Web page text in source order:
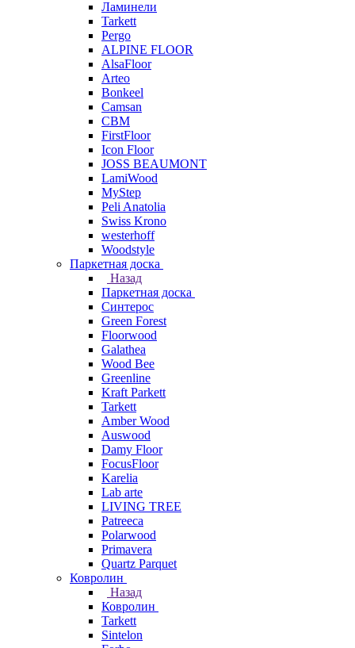
Ламинели
Tarkett
Pergo
ALPINE FLOOR
AlsaFloor
Arteo
Bonkeel
Camsan
CBM
FirstFloor
Icon Floor
JOSS BEAUMONT
LamiWood
MyStep
Peli Anatolia
Swiss Krono
westerhoff
Woodstyle
Паркетная доска
Назад
Паркетная доска
Синтерос
Green Forest
Floorwood
Galathea
Wood Bee
Greenline
Kraft Parkett
Tarkett
Amber Wood
Auswood
Damy Floor
FocusFloor
Karelia
Lab arte
LIVING TREE
Patreeca
Polarwood
Primavera
Quartz Parquet
Ковролин
Назад
Ковролин
Tarkett
Sintelon